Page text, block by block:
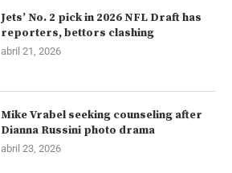
Jets’ No. 2 pick in 2026 NFL Draft has
reporters, bettors clashing
abril 21, 2026
Mike Vrabel seeking counseling after
Dianna Russini photo drama
abril 23, 2026